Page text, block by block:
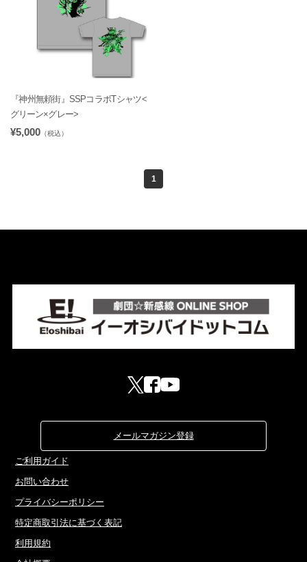
『神州無頼街』SSPコラボTシャツ<
グリーン×グレー>
¥5,000 （税込）
1
メールマガジン登録
ご利用ガイド
お問い合わせ
プライバシーポリシー
特定商取引法に基づく表記
利用規約